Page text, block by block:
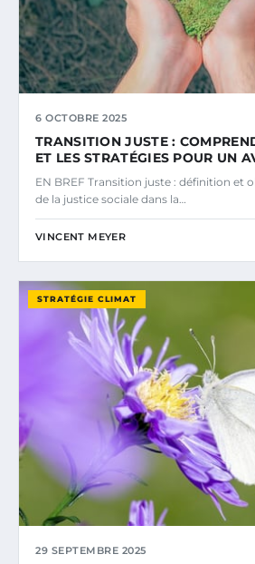
6 OCTOBRE 2025
TRANSITION JUSTE :
ET LES STRATÉGIES POUR UN
EN BREF Transition juste : définition et
de la justice sociale dans la…
VINCENT MEYER
STRATÉGIE CLIMAT
29 SEPTEMBRE 2025